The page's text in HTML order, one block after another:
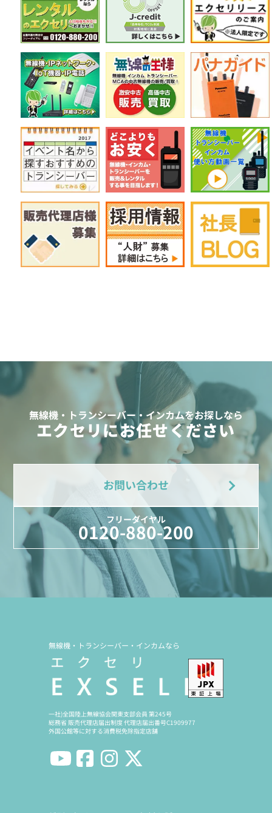
無線機・トランシーバー・インカムをお探しなら
エクセリにお任せください
お問い合わせ
フリーダイヤル
0120-880-200
無線機・トランシーバー・インカムなら
一社)全国陸上無線協会関東支部会員 第245号
総務省 販売代理店届出制度 代理店届出番号C1909977
外国公館等に対する消費税免除指定店舗